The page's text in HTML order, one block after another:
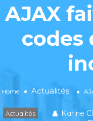
AJAX
codes
Home Actualités
Actualités Karine